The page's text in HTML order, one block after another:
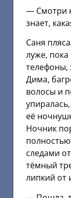
— Смотри
знает,
Саня
луже, пока
телефоны,
Дима,
волосы и
её
Ночник
следами
тёмный
липкий от